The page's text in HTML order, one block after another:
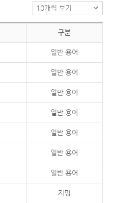
구분
일반 용어
일반 용어
일반 용어
일반 용어
일반 용어
일반 용어
일반 용어
지명